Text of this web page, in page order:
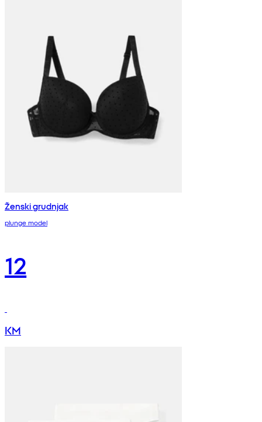
Ženski grudnjak
plunge model
12
KM